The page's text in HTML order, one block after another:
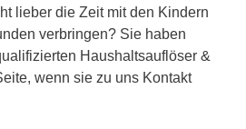
lieber die Zeit mit den Kindern
verbringen? Sie haben
Haushaltsauflöser &
wenn sie zu uns Kontakt